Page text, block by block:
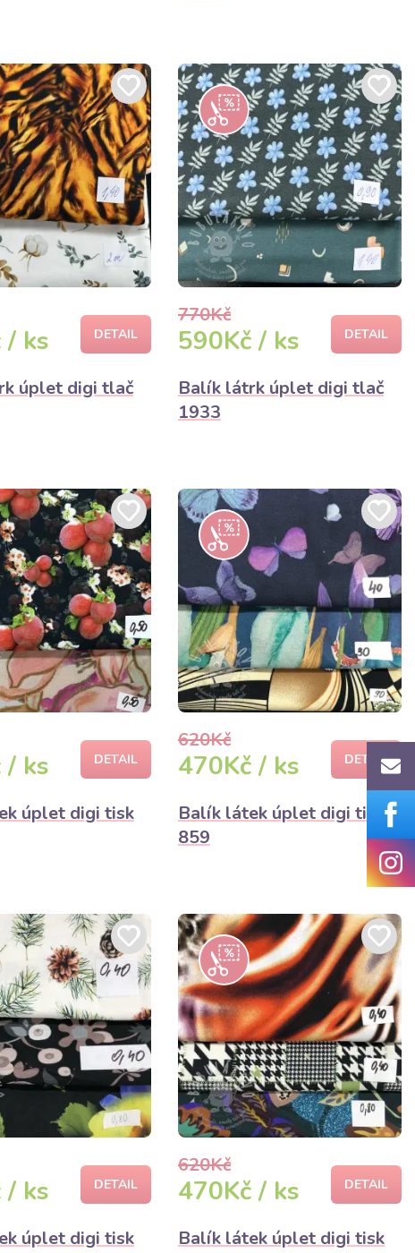
/ ks DETAIL
úplet digi tlač
770Kč
590Kč / ks DETAIL
Balík látrk úplet digi tlač
1933
/ ks DETAIL
úplet digi tisk
620Kč
470Kč / ks DETAIL
Balík látek úplet digi tisk
859
/ ks DETAIL
úplet digi tisk
620Kč
470Kč / ks DETAIL
Balík látek úplet digi tisk